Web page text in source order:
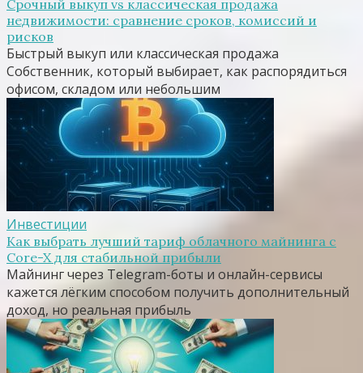
Срочный выкуп vs классическая продажа
недвижимости: сравнение сроков, комиссий и
рисков
Быстрый выкуп или классическая продажа
Собственник, который выбирает, как распорядиться
офисом, складом или небольшим
Инвестиции
Как выбрать лучший тариф облачного майнинга с
Core-X для стабильной прибыли
Майнинг через Telegram-боты и онлайн-сервисы
кажется лёгким способом получить дополнительный
доход, но реальная прибыль